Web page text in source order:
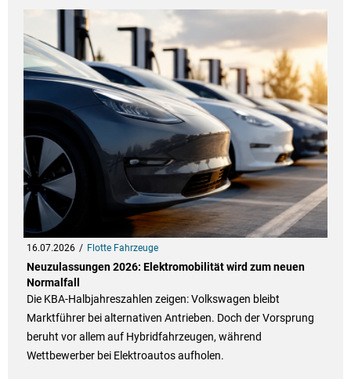
16.07.2026 Flotte Fahrzeuge
Neuzulassungen 2026: Elektromobilität wird zum neuen
Normalfall
Die KBA-Halbjahreszahlen zeigen: Volkswagen bleibt
Marktführer bei alternativen Antrieben. Doch der Vorsprung
beruht vor allem auf Hybridfahrzeugen, während
Wettbewerber bei Elektroautos aufholen.